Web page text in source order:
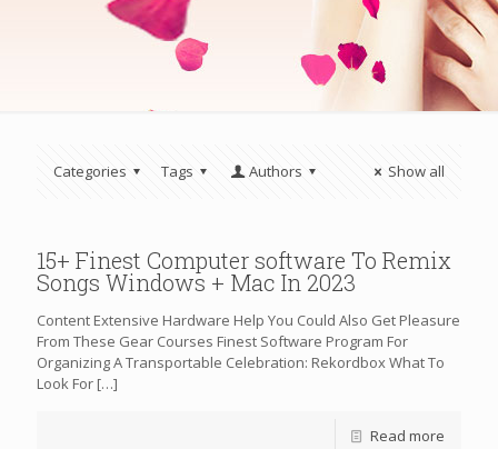
Categories Tags Authors Show all
15+ Finest Computer software To Remix
Songs Windows + Mac In 2023
Content Extensive Hardware Help You Could Also Get Pleasure
From These Gear Courses Finest Software Program For
Organizing A Transportable Celebration: Rekordbox What To
Look For […]
Read more